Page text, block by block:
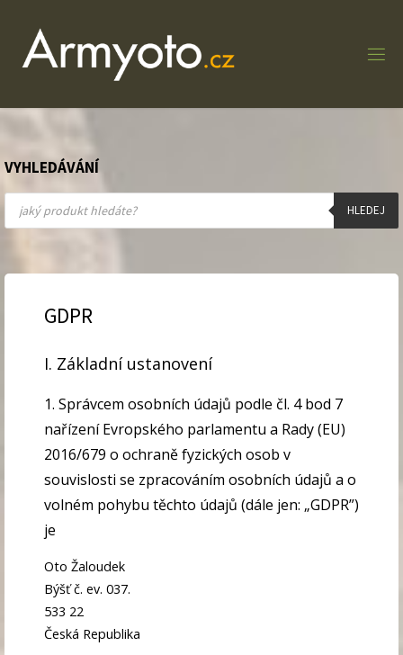
content
VYHLEDÁVÁNÍ
Products
search HLEDEJ
GDPR
I. Základní ustanovení
1. Správcem osobních údajů podle čl. 4 bod 7
nařízení Evropského parlamentu a Rady (EU)
2016/679 o ochraně fyzických osob v
souvislosti se zpracováním osobních údajů a o
volném pohybu těchto údajů (dále jen: „GDPR”)
je
Oto Žaloudek
Býšť č. ev. 037.
533 22
Česká Republika